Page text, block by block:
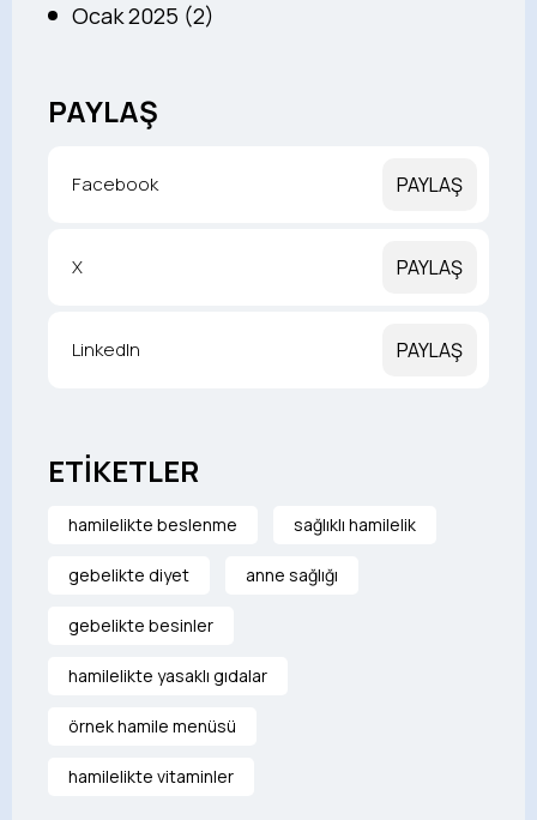
Ocak 2025 (2)
PAYLAŞ
Facebook PAYLAŞ
X PAYLAŞ
LinkedIn PAYLAŞ
ETİKETLER
hamilelikte beslenme sağlıklı hamilelik
gebelikte diyet anne sağlığı
gebelikte besinler
hamilelikte yasaklı gıdalar
örnek hamile menüsü
hamilelikte vitaminler